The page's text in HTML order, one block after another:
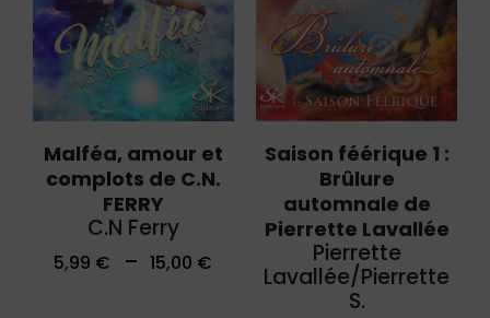
Malféa, amour et
complots de C.N.
FERRY
C.N Ferry
5,99 € – 15,00 €
Saison féérique 1 :
Brûlure
automnale de
Pierrette Lavallée
Pierrette
Lavallée/Pierrette
S.